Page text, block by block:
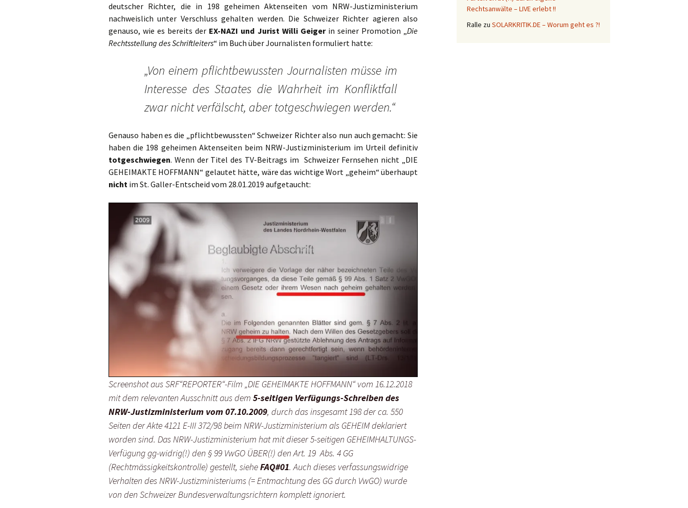
deutscher Richter, die in 198 geheimen Aktenseiten vom NRW-Justizministerium
nachweislich unter Verschluss gehalten werden. Die Schweizer Richter agieren also
genauso, wie es bereits der EX-NAZI und Jurist Willi Geigerin seiner Promotion „Die
Rechtsstellung des Schriftleiters“ im Buch über Journalisten formuliert hatte:
„Von einem pflichtbewussten Journalisten müsse im
Interesse des Staates die Wahrheit im Konfliktfall
zwar nicht verfälscht, aber totgeschwiegen werden.“
Genauso haben es die „pflichtbewussten“ Schweizer Richter also nun auch gemacht: Sie
haben die 198 geheimen Aktenseiten beim NRW-Justizministerium im Urteil definitiv
totgeschwiegen. Wenn der Titel des TV-Beitrags im Schweizer Fernsehen nicht „DIE
GEHEIMAKTE HOFFMANN“ gelautet hätte, wäre das wichtige Wort „geheim“ überhaupt
nicht im St. Galler-Entscheid vom 28.01.2019 aufgetaucht:
Screenshot aus SRF“REPORTER“-Film „DIE GEHEIMAKTE HOFFMANN“ vom 16.12.2018
mit dem relevanten Ausschnitt aus dem 5-seitigen Verfügungs-Schreiben des
NRW-Justizministerium vom 07.10.2009, durch das insgesamt 198 der ca. 550
Seiten der Akte 4121 E-III 372/98 beim NRW-Justizministerium als GEHEIM deklariert
worden sind. Das NRW-Justizministerium hat mit dieser 5-seitigen GEHEIMHALTUNGS-
Verfügung gg-widrig(!) den § 99 VwGO ÜBER(!) den Art. 19 Abs. 4 GG
(Rechtmässigkeitskontrolle) gestellt, sieheFAQ#01. Auch dieses verfassungswidrige
Verhalten des NRW-Justizministeriums (= Entmachtung des GG durch VwGO) wurde
von den Schweizer Bundesverwaltungsrichtern komplett ignoriert.
Rechtsanwälte – LIVE erlebt !!
Ralle zu SOLARKRITIK.DE – Worum geht es ?!